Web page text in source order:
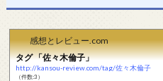
感想とレビュー.com
タグ 「佐々木倫子」
http://kansou-review.com/tag/佐々木倫子
（件数:3）